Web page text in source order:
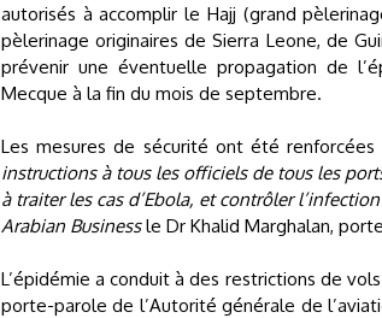
autorisés à accomplir le Hajj (grand
pèlerinage originaires de Sierra Leone, de
prévenir une éventuelle propagation de
Mecque à la fin du mois de septembre.
Les mesures de sécurité ont été
instructions à tous les officiels de tous les
à traiter les cas d’Ebola, et contrôler
Arabian Businessle Dr Khalid Marghalan,
L’épidémie a conduit à des restrictions de
porte-parole de l’Autorité générale de